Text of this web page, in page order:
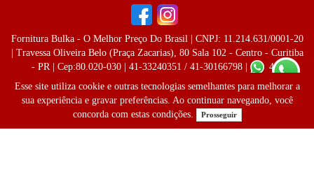
Esse site utiliza cookie e outras tecnologias semelhantes para melhorar a
sua experiência e gravar preferências. Ao continuar navegando, você
concorda com estas condições.
Prosseguir
Fornitura Bulka - O Melhor Preço Do Brasil| CNPJ: 11.214.631/0001-20
| Travessa Oliveira Belo (Praça Zacarias), 80 Sala 102 - Centro - Curitiba
- PR | Cep:80.020-030 | 41-33240351 / 41-30166798 |
41-
996237808
Lojas VirtuaisBR